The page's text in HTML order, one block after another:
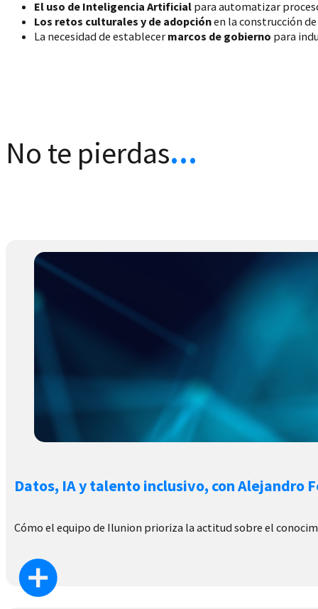
El uso de Inteligencia Artificial para automatizar
Los retos culturales y de adopciónen la construcción
La necesidad de establecer marcos de gobierno para
No te pierdas...
Datos, IA y talento inclusivo, con Alejandro
Cómo el equipo de Ilunion prioriza la actitud sobre el